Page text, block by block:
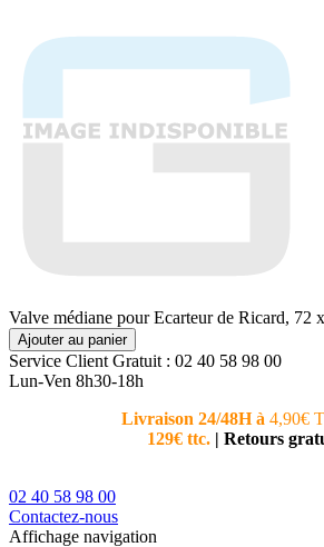
Valve médiane pour Ecarteur de Ricard, 72
Ajouter au panier
Service Client Gratuit : 02 40 58 98 00
Lun-Ven 8h30-18h
Livraison 24/48H à 4,90€
129€ ttc. | Retours
02 40 58 98 00
Contactez-nous
Affichage navigation